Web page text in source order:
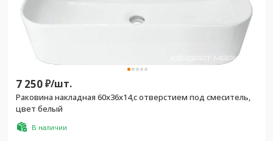
7 250₽/шт.
Раковина накладная 60х36х14,c отверстием под смеситель,
цвет белый
В наличии